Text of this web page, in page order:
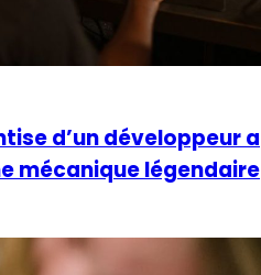
d’un développeur a
mécanique légendaire